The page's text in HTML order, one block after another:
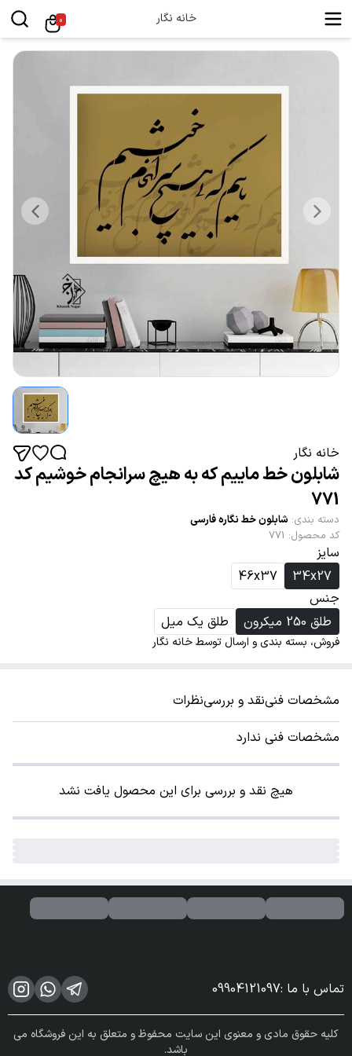
خانه نگار 0
خانه نگار
شابلون خط ماییم که به هیچ سرانجام خوشیم کد
771
دسته بندی: شابلون خط نگاره فارسی
کد محصول:
771
سایز
34x27
46x37
جنس
طلق 250 میکرون
طلق یک میل
فروش، بسته بندی و ارسال توسط خانه نگار
مشخصات فنینقد و بررسینظرات
مشخصات فنی ندارد
هیچ نقد و بررسی برای این محصول یافت نشد
تماس با ما :
09904121097
کلیه حقوق مادی و معنوی این سایت محفوظ و متعلق به این فروشگاه می
باشد.